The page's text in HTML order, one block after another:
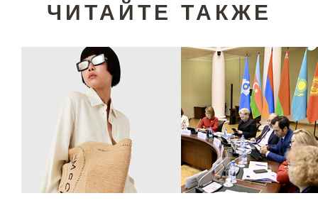
ЧИТАЙТЕ ТАКЖЕ